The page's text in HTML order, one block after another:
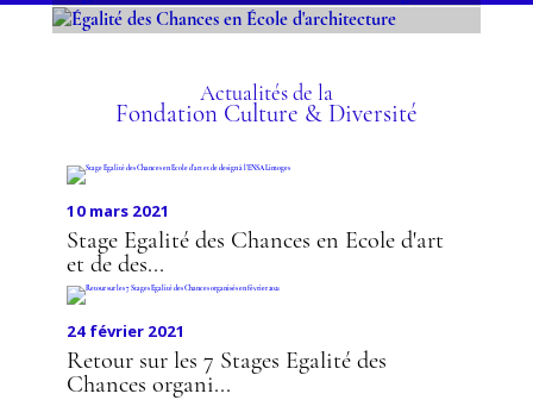
ÉGALITÉ DES CHANCES
EN ÉCOLE D'ART ET DE
DESIGN
ÉGALITÉ DES CHANCES
EN ÉCOLE
D'ARCHITECTURE
Actualités de la
Fondation Culture & Diversité
10 mars 2021
Stage Egalité des Chances en Ecole d'art
et de des...
24 février 2021
Retour sur les 7 Stages Egalité des
Chances organi...